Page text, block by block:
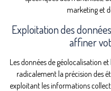
marketing et
Exploitation des
affiner
Les données de géolocalisation
radicalement la précision des
exploitant les informations